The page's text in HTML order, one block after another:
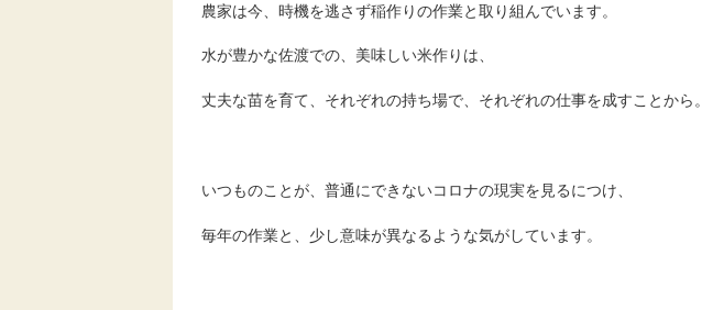
農家は今、時機を逃さず稲作りの作業と取り組んでいます。
水が豊かな佐渡での、美味しい米作りは、
丈夫な苗を育て、それぞれの持ち場で、それぞれの仕事を成すことから。
いつものことが、普通にできないコロナの現実を見るにつけ、
毎年の作業と、少し意味が異なるような気がしています。